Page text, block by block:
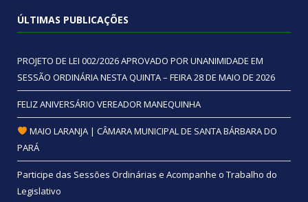
ÚLTIMAS PUBLICAÇÕES
PROJETO DE LEI 002/2026 APROVADO POR UNANIMIDADE EM
SESSÃO ORDINÁRIA NESTA QUINTA – FEIRA 28 DE MAIO DE 2026
FELIZ ANIVERSÁRIO VEREADOR MANEQUINHA
MAIO LARANJA | CÂMARA MUNICIPAL DE SANTA BÁRBARA DO
PARÁ
Participe das Sessões Ordinárias e Acompanhe o Trabalho do
Legislativo